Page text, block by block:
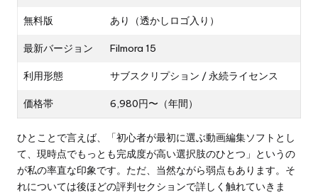
無料版 あり（透かしロゴ入り）
最新バージョン Filmora 15
利用形態 サブスクリプション / 永続ライセンス
価格帯 6,980円〜（年間）
ひとことで言えば、「初心者が最初に選ぶ動画編集ソフトとし
て、現時点でもっとも完成度が高い選択肢のひとつ」というの
が私の率直な印象です。ただ、当然ながら弱点もあります。そ
れについては後ほどの評判セクションで詳しく触れていきま